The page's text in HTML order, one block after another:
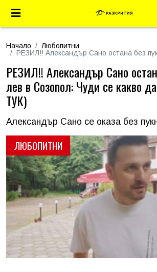
Начало
Любопитни
РЕЗИЛ!! Александър Сано остана без
ЛЮБОПИТНИ
РЕЗИЛ!! Александър Сано
лев в Созопол: Чуди се какво
ТУК)
Александър Сано се оказа без